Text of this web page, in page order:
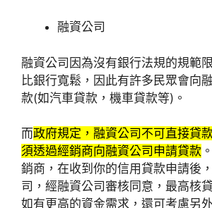
融資公司
融資公司因為沒有銀行法規的規範
比銀行寬鬆，因此有許多民眾會向
款(如汽車貸款，機車貸款等)。
而政府規定，融資公司不可直接貸
須透過經銷商向融資公司申請貸款
銷商，在收到你的信用貸款申請後
司，經融資公司審核同意，最高核
如有更高的資金需求，還可考慮另